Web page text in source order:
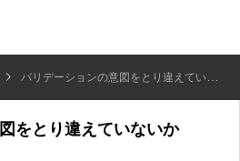
バリデーションの意図をとり違えていないか
をとり違えていないか